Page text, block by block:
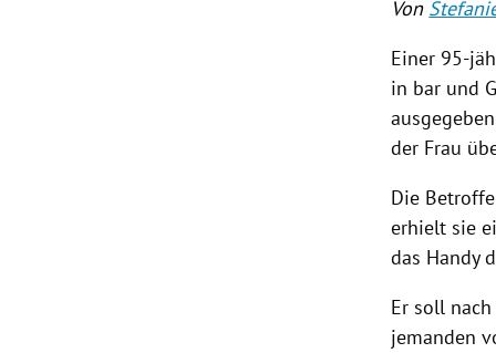
Von
Einer 95-
in bar und
der Frau
Die
erhielt sie
das Handy
Er soll
jemanden